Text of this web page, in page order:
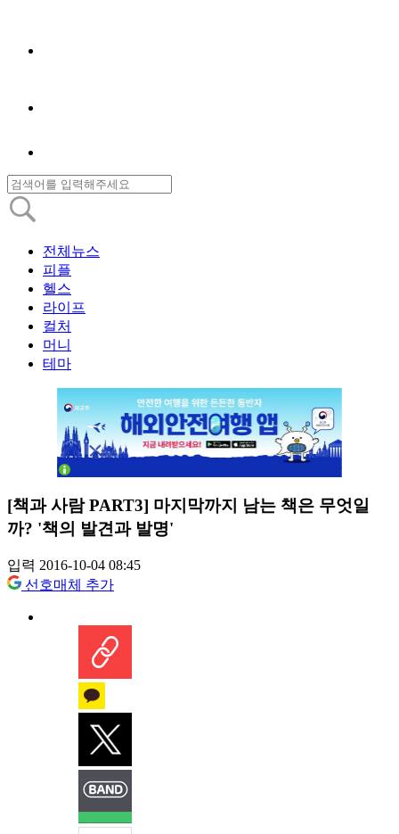
전체뉴스
피플
헬스
라이프
컬처
머니
테마
[책과 사람 PART3] 마지막까지 남는 책은 무엇일
까? '책의 발견과 발명'
입력 2016-10-04 08:45
선호매체 추가